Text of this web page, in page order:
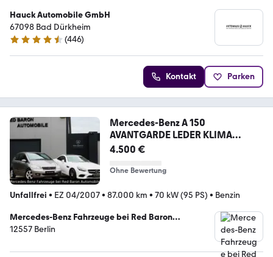
Hauck Automobile GmbH
67098 Bad Dürkheim
4.4 Sterne
(446)
Kontakt Parken
Mercedes-Benz A 150
AVANTGARDE LEDER KLIMA
PANORAMA XENON
4.500 €
Ohne Bewertung
Unfallfrei • EZ 04/2007• 87.000 km • 70 kW (95 PS) • Benzin
Mercedes-Benz Fahrzeuge bei Red Baron
Automobile
12557 Berlin